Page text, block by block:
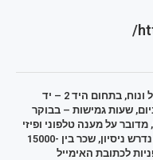
דרושים דרושות לעבודה בשירות לקוחות קל ונוח, בתחום היד 2 – יד
שעות גמישות – בבוקר
על מענה טלפוני ופיזי
ללקוחות המעוניינים לקחת מוצרי יד 2, לא נדרש ניסיון, שכר בין 15000-
פניות לכתובת האימייל